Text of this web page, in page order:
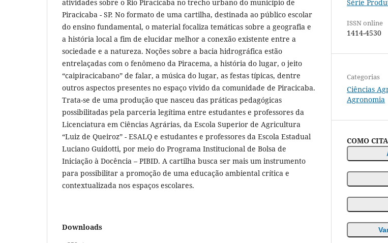
atividades sobre o Rio Piracicaba no trecho urbano do município de
Piracicaba - SP. No formato de uma cartilha, destinada ao público escolar
do ensino fundamental, o material focaliza temáticas sobre a geografia e
a história local a fim de elucidar melhor a conexão existente entre a
sociedade e a natureza. Noções sobre a bacia hidrográfica estão
entrelaçadas com o fenômeno da Piracema, a história do lugar, o jeito
“caipiracicabano” de falar, a música do lugar, as festas típicas, dentre
outros aspectos presentes no espaço vivido da comunidade de Piracicaba.
Trata-se de uma produção que nasceu das práticas pedagógicas
possibilitadas pela parceria legítima entre estudantes e professores da
Licenciatura em Ciências Agrárias, da Escola Superior de Agricultura
“Luiz de Queiroz” - ESALQ e estudantes e professores da Escola Estadual
Luciano Guidotti, por meio do Programa Institucional de Bolsa de
Iniciação à Docência – PIBID. A cartilha busca ser mais um instrumento
para possibilitar a promoção de uma educação ambiental crítica e
contextualizada nos espaços escolares.
Downloads
Série
ISSN online
1414-4530
Categorias
Ciências
Agronomia
COMO